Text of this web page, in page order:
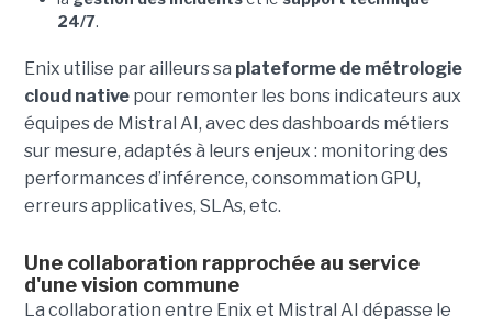
24/7.
Enix utilise par ailleurs sa plateforme de métrologie
cloud nativepour remonter les bons indicateurs aux
équipes de Mistral AI, avec des dashboards métiers
sur mesure, adaptés à leurs enjeux : monitoring des
performances d’inférence, consommation GPU,
erreurs applicatives, SLAs, etc.
Une collaboration rapprochée au service
d'une vision commune
La collaboration entre Enix et Mistral AI dépasse le